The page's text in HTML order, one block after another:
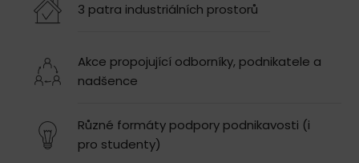
3 patra industriálních prostorů
Akce propojující odborníky, podnikatele a
nadšence
Různé formáty podpory podnikavosti (i
pro studenty)